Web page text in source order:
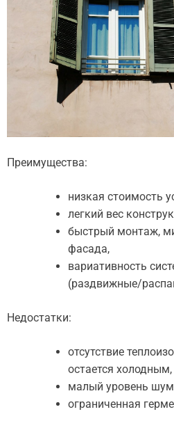
Преимущества:
низкая стоимость
легкий вес
быстрый монтаж,
фасада,
вариативность
(раздвижные/
Недостатки:
отсутствие
остается холодным,
малый уровень
ограниченная